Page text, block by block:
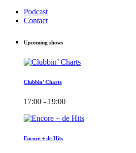
Podcast
Contact
Upcoming shows
Clubbin’ Charts
17:00 - 19:00
Encore + de Hits